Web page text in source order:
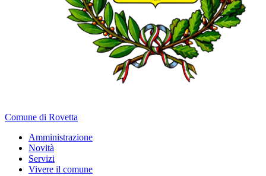
Comune di Rovetta
Amministrazione
Novità
Servizi
Vivere il comune